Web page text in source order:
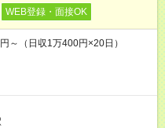
WEB登録・面接OK
（日収1万400円×20日）